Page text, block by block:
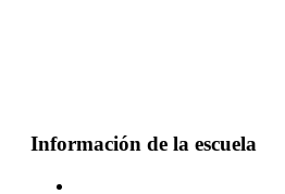
Información de la escuela